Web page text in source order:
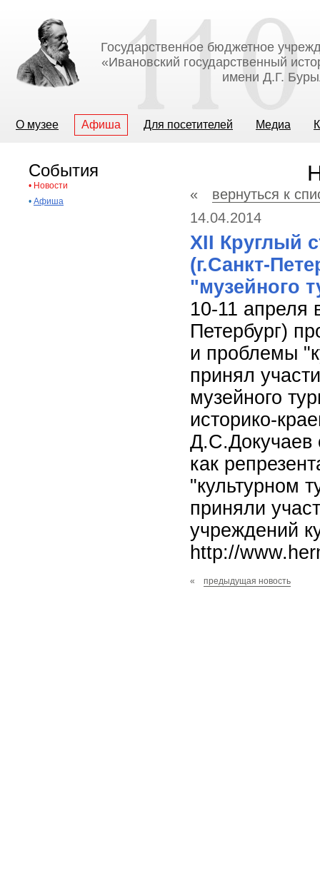
Государственное бюджетное
«Ивановский государственный
имени Д.Г.
О музее Афиша Для посетителей Медиа
События
• Новости
• Афиша « вернуться к
14.04.2014
XII Круглый
(г.Санкт-
"музейного
10-11 апреля
Петербург)
и проблемы
принял
музейного
историко-
Д.С.Докучаев
как
"культурном
приняли
учреждений
http://
« предыдущая новость